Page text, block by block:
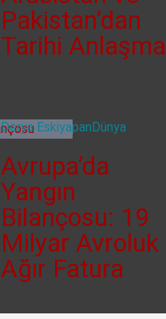
Pakistan’dan
Tarihi Anlaşma
Derya EskiyapanDünya
Avrupa’da
Yangın
Bilançosu: 19
Milyar Avroluk
Ağır Fatura